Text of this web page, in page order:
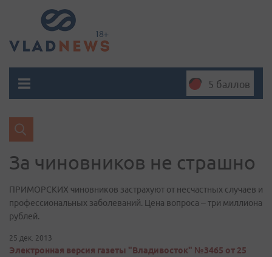
5 баллов
За чиновников не страшно
ПРИМОРСКИХ чиновников застрахуют от несчастных случаев и
профессиональных заболеваний. Цена вопроса – три миллиона
рублей.
25 дек. 2013
Электронная версия газеты "Владивосток" №3465 от 25